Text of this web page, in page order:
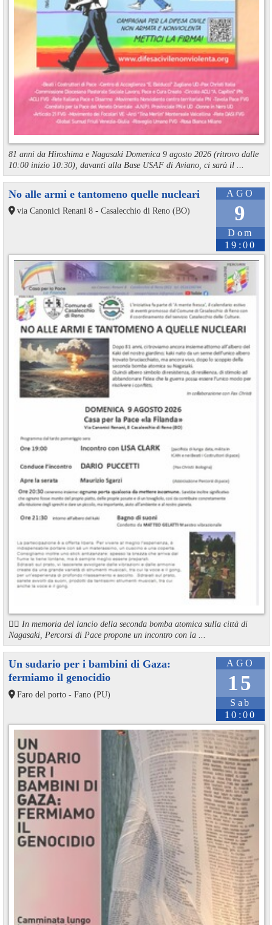
81 anni da Hiroshima e Nagasaki Domenica 9 agosto 2026 (ritrovo dalle
10:00 inizio 10:30), davanti alla Base USAF di Aviano, ci sarà il ...
AGO
9
Dom
19:00
No alle armi e tantomeno quelle nucleari
via Canonici Renani 8 - Casalecchio di Reno (BO)
🏳️‍🌈 In memoria del lancio della seconda bomba atomica sulla città di
Nagasaki, Percorsi di Pace propone un incontro con la ...
AGO
15
Sab
10:00
Un sudario per i bambini di Gaza:
fermiamo il genocidio
Faro del porto - Fano (PU)